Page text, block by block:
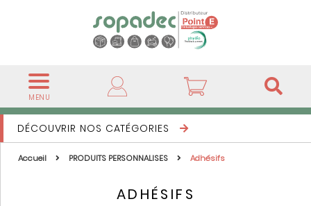
MENU
DÉCOUVRIR NOS CATÉGORIES
Accueil PRODUITS PERSONNALISES Adhésifs
ADHÉSIFS